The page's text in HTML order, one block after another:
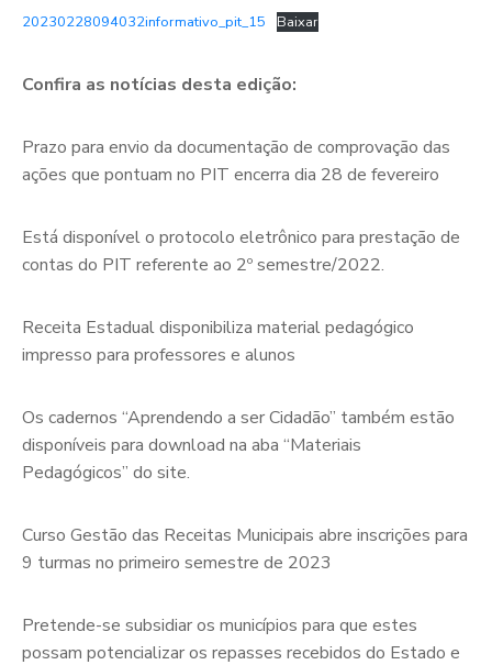
20230228094032informativo_pit_15 Baixar
Confira as notícias desta edição:
Prazo para envio da documentação de comprovação das
ações que pontuam no PIT encerra dia 28 de fevereiro
Está disponível o protocolo eletrônico para prestação de
contas do PIT referente ao 2º semestre/2022.
Receita Estadual disponibiliza material pedagógico
impresso para professores e alunos
Os cadernos “Aprendendo a ser Cidadão” também estão
disponíveis para download na aba “Materiais
Pedagógicos” do site.
Curso Gestão das Receitas Municipais abre inscrições para
9 turmas no primeiro semestre de 2023
Pretende-se subsidiar os municípios para que estes
possam potencializar os repasses recebidos do Estado e